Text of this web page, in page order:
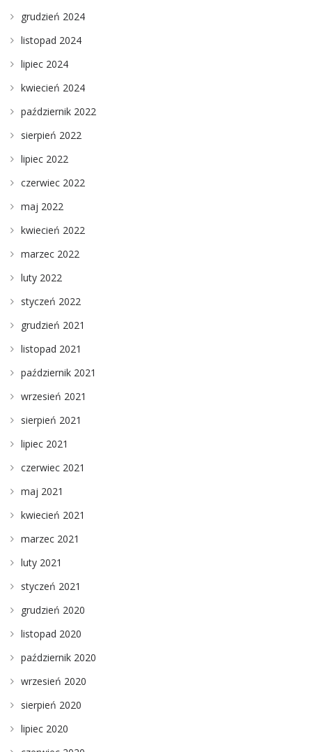
grudzień 2024
listopad 2024
lipiec 2024
kwiecień 2024
październik 2022
sierpień 2022
lipiec 2022
czerwiec 2022
maj 2022
kwiecień 2022
marzec 2022
luty 2022
styczeń 2022
grudzień 2021
listopad 2021
październik 2021
wrzesień 2021
sierpień 2021
lipiec 2021
czerwiec 2021
maj 2021
kwiecień 2021
marzec 2021
luty 2021
styczeń 2021
grudzień 2020
listopad 2020
październik 2020
wrzesień 2020
sierpień 2020
lipiec 2020